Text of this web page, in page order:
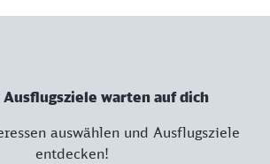
Ausflugsziele warten auf dich
auswählen und Ausflugsziele
entdecken!